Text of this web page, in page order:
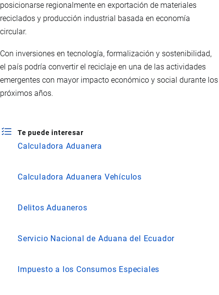
posicionarse regionalmente en exportación de materiales
reciclados y producción industrial basada en economía
circular.
Con inversiones en tecnología, formalización y sostenibilidad,
el país podría convertir el reciclaje en una de las actividades
emergentes con mayor impacto económico y social durante los
próximos años.
Te puede interesar
Calculadora Aduanera
Calculadora Aduanera Vehículos
Delitos Aduaneros
Servicio Nacional de Aduana del Ecuador
Impuesto a los Consumos Especiales